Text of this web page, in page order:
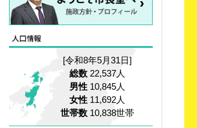
[令和8年5月31日]
総数 22,537人
男性 10,845人
女性 11,692人
世帯数 10,838世帯